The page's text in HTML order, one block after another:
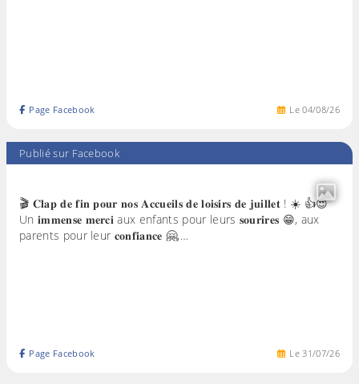
Le04/08/26
Page Facebook
Publié sur Facebook
🎬 𝐂𝐥𝐚𝐩 𝐝𝐞 𝐟𝐢𝐧 𝐩𝐨𝐮𝐫 𝐧𝐨𝐬 𝐀𝐜𝐜𝐮𝐞𝐢𝐥𝐬 𝐝𝐞 𝐥𝐨𝐢𝐬𝐢𝐫𝐬 𝐝𝐞 𝐣𝐮𝐢𝐥𝐥𝐞𝐭 ! ☀️ 👍😍
Un 𝐢𝐦𝐦𝐞𝐧𝐬𝐞 𝐦𝐞𝐫𝐜𝐢 aux enfants pour leurs 𝐬𝐨𝐮𝐫𝐢𝐫𝐞𝐬 😁, aux
parents pour leur 𝐜𝐨𝐧𝐟𝐢𝐚𝐧𝐜𝐞 🤗,…
Le31/07/26
Page Facebook